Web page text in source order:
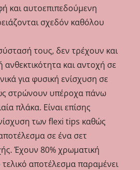
και αυτοεπιπεδούμενη
σχεδόν καθόλου
τους, δεν τρέχουν και
ανθεκτικότητα και αντοχή σε
για φυσική ενίσχυση σε
στρώνουν υπέροχα πάνω
πλάκα. Είναι επίσης
των flexi tips καθώς
σε ένα σετ
Έχουν 80% χρωματική
αποτέλεσμα παραμένει